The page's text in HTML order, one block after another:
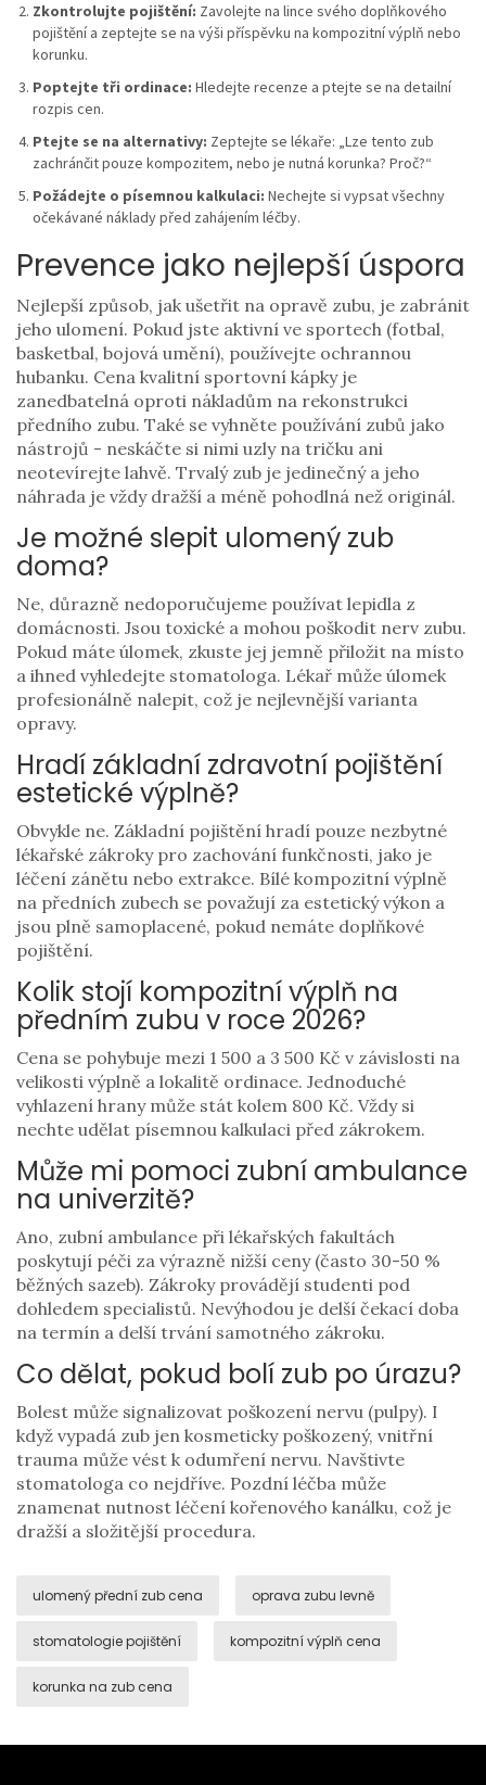
Zkontrolujte pojištění: Zavolejte na lince svého doplňkového
pojištění a zeptejte se na výši příspěvku na kompozitní výplň nebo
korunku.
Poptejte tři ordinace: Hledejte recenze a ptejte se na detailní
rozpis cen.
Ptejte se na alternativy: Zeptejte se lékaře: „Lze tento zub
zachránčit pouze kompozitem, nebo je nutná korunka? Proč?“
Požádejte o písemnou kalkulaci: Nechejte si vypsat všechny
očekávané náklady před zahájením léčby.
Prevence jako nejlepší úspora
Nejlepší způsob, jak ušetřit na opravě zubu, je zabránit
jeho ulomení. Pokud jste aktivní ve sportech (fotbal,
basketbal, bojová umění), používejte ochrannou
hubanku. Cena kvalitní sportovní kápky je
zanedbatelná oproti nákladům na rekonstrukci
předního zubu. Také se vyhněte používání zubů jako
nástrojů - neskáčte si nimi uzly na tričku ani
neotevírejte lahvě. Trvalý zub je jedinečný a jeho
náhrada je vždy dražší a méně pohodlná než originál.
Je možné slepit ulomený zub
doma?
Ne, důrazně nedoporučujeme používat lepidla z
domácnosti. Jsou toxické a mohou poškodit nerv zubu.
Pokud máte úlomek, zkuste jej jemně přiložit na místo
a ihned vyhledejte stomatologa. Lékař může úlomek
profesionálně nalepit, což je nejlevnější varianta
opravy.
Hradí základní zdravotní pojištění
estetické výplně?
Obvykle ne. Základní pojištění hradí pouze nezbytné
lékařské zákroky pro zachování funkčnosti, jako je
léčení zánětu nebo extrakce. Bílé kompozitní výplně
na předních zubech se považují za estetický výkon a
jsou plně samoplacené, pokud nemáte doplňkové
pojištění.
Kolik stojí kompozitní výplň na
předním zubu v roce 2026?
Cena se pohybuje mezi 1 500 a 3 500 Kč v závislosti na
velikosti výplně a lokalitě ordinace. Jednoduché
vyhlazení hrany může stát kolem 800 Kč. Vždy si
nechte udělat písemnou kalkulaci před zákrokem.
Může mi pomoci zubní ambulance
na univerzitě?
Ano, zubní ambulance při lékařských fakultách
poskytují péči za výrazně nižší ceny (často 30-50 %
běžných sazeb). Zákroky provádějí studenti pod
dohledem specialistů. Nevýhodou je delší čekací doba
na termín a delší trvání samotného zákroku.
Co dělat, pokud bolí zub po úrazu?
Bolest může signalizovat poškození nervu (pulpy). I
když vypadá zub jen kosmeticky poškozený, vnitřní
trauma může vést k odumření nervu. Navštivte
stomatologa co nejdříve. Pozdní léčba může
znamenat nutnost léčení kořenového kanálku, což je
dražší a složitější procedura.
ulomený přední zub cena oprava zubu levně
stomatologie pojištění kompozitní výplň cena
korunka na zub cena